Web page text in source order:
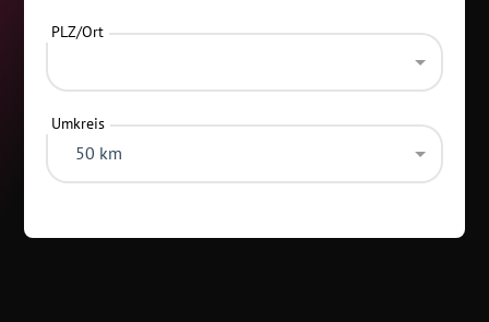
PLZ/Ort
Umkreis
50 km